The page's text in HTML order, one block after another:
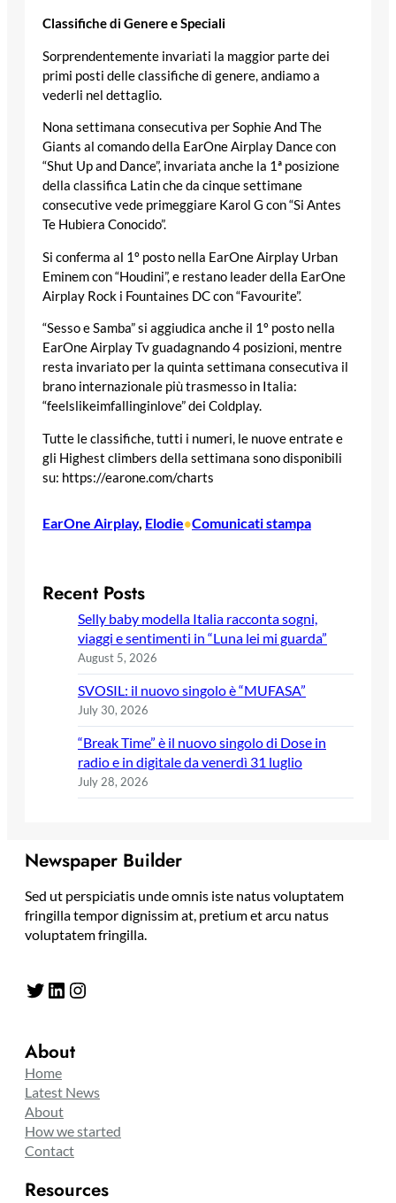
Classifiche di Genere e Speciali
Sorprendentemente invariati la maggior parte dei
primi posti delle classifiche di genere, andiamo a
vederli nel dettaglio.
Nona settimana consecutiva per Sophie And The
Giants al comando della EarOne Airplay Dance con
“Shut Up and Dance”, invariata anche la 1ª posizione
della classifica Latin che da cinque settimane
consecutive vede primeggiare Karol G con “Si Antes
Te Hubiera Conocido”.
Si conferma al 1º posto nella EarOne Airplay Urban
Eminem con “Houdini”, e restano leader della EarOne
Airplay Rock i Fountaines DC con “Favourite”.
“Sesso e Samba” si aggiudica anche il 1º posto nella
EarOne Airplay Tv guadagnando 4 posizioni, mentre
resta invariato per la quinta settimana consecutiva il
brano internazionale più trasmesso in Italia:
“feelslikeimfallinginlove” dei Coldplay.
Tutte le classifiche, tutti i numeri, le nuove entrate e
gli Highest climbers della settimana sono disponibili
su: https://earone.com/charts
EarOne Airplay, Elodie•Comunicati stampa
Recent Posts
Selly baby modella Italia racconta sogni,
viaggi e sentimenti in “Luna lei mi guarda”
August 5, 2026
SVOSIL: il nuovo singolo è “MUFASA”
July 30, 2026
“Break Time” è il nuovo singolo di Dose in
radio e in digitale da venerdì 31 luglio
July 28, 2026
Newspaper Builder
Sed ut perspiciatis unde omnis iste natus voluptatem
fringilla tempor dignissim at, pretium et arcu natus
voluptatem fringilla.
Twitter LinkedIn Instagram
About
Home
Latest News
About
How we started
Contact
Resources